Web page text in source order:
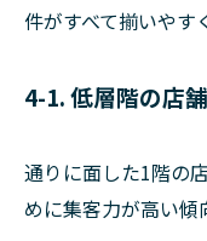
件がすべて揃いやす
4-1. 低層階の店
通りに面した1階の
めに集客力が高い傾